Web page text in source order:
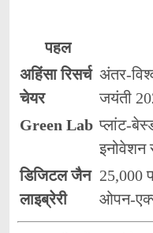
पहल
अहिंसा रिसर्च
चेयर
जयंती
Green Lab
इनोवेशन
डिजिटल जैन
लाइब्रेरी
25,000